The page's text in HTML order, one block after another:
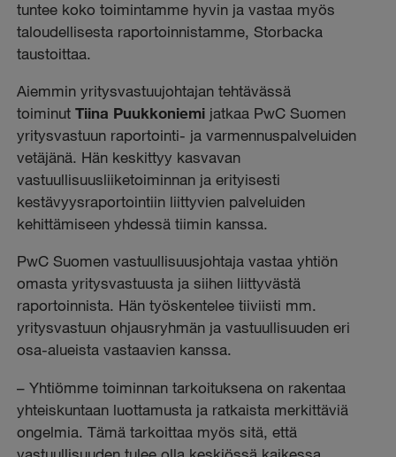
tuntee koko toimintamme hyvin ja vastaa myös
taloudellisesta raportoinnistamme, Storbacka
taustoittaa.
Aiemmin yritysvastuujohtajan tehtävässä
toiminutTiina Puukkoniemi jatkaa PwC Suomen
yritysvastuun raportointi- ja varmennuspalveluiden
vetäjänä. Hän keskittyy kasvavan
vastuullisuusliiketoiminnan ja erityisesti
kestävyysraportointiin liittyvien palveluiden
kehittämiseen yhdessä tiimin kanssa.
PwC Suomen vastuullisuusjohtaja vastaa yhtiön
omasta yritysvastuusta ja siihen liittyvästä
raportoinnista. Hän työskentelee tiiviisti mm.
yritysvastuun ohjausryhmän ja vastuullisuuden eri
osa-alueista vastaavien kanssa.
– Yhtiömme toiminnan tarkoituksena on rakentaa
yhteiskuntaan luottamusta ja ratkaista merkittäviä
ongelmia. Tämä tarkoittaa myös sitä, että